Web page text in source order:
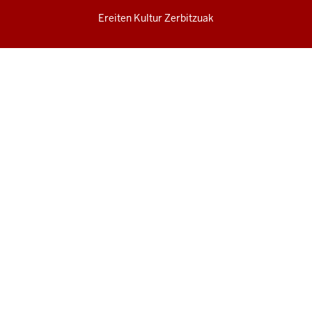
Ereiten Kultur Zerbitzuak